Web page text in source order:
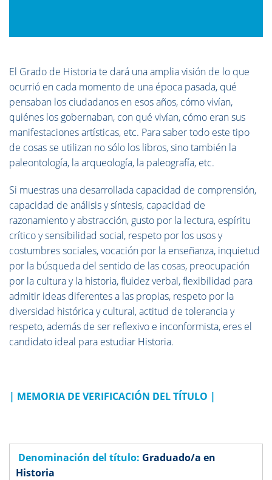
El Grado de Historia te dará una amplia visión de lo que
ocurrió en cada momento de una época pasada, qué
pensaban los ciudadanos en esos años, cómo vivían,
quiénes los gobernaban, con qué vivían, cómo eran sus
manifestaciones artísticas, etc. Para saber todo este tipo
de cosas se utilizan no sólo los libros, sino también la
paleontología, la arqueología, la paleografía, etc.
Si muestras una desarrollada capacidad de comprensión,
capacidad de análisis y síntesis, capacidad de
razonamiento y abstracción, gusto por la lectura, espíritu
crítico y sensibilidad social, respeto por los usos y
costumbres sociales, vocación por la enseñanza, inquietud
por la búsqueda del sentido de las cosas, preocupación
por la cultura y la historia, fluidez verbal, flexibilidad para
admitir ideas diferentes a las propias, respeto por la
diversidad histórica y cultural, actitud de tolerancia y
respeto, además de ser reflexivo e inconformista, eres el
candidato ideal para estudiar Historia.
| MEMORIA DE VERIFICACIÓN DEL TÍTULO |
Denominación del título: Graduado/a en
Historia